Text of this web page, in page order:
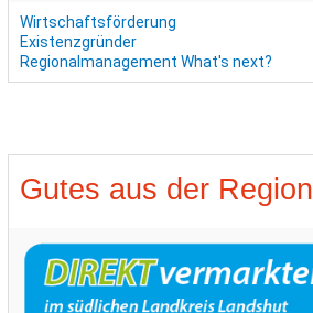
Wirtschaftsförderung
Existenzgründer
RegionalmanagementWhat's next?
Gutes aus der Region